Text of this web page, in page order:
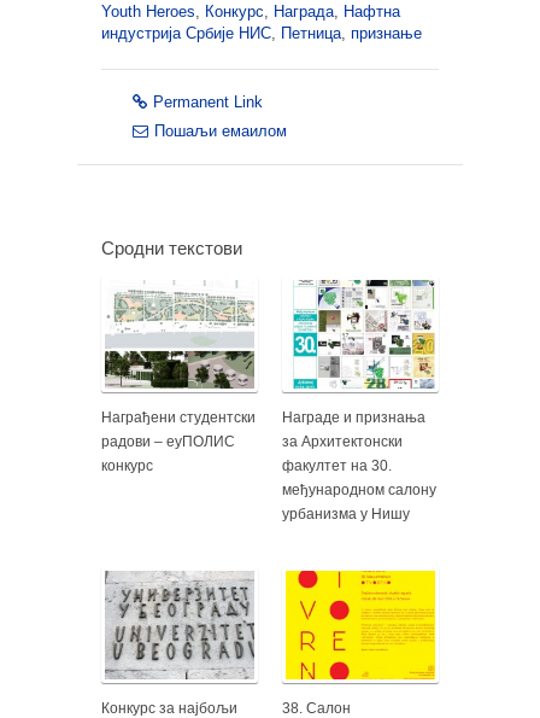
Youth Heroes
Конкурс Награда
Нафтна
индустрија Србије НИС
Петница признање
Permanent Link
Пошаљи емаилом
Сродни текстови
Награђени студентски
радови – еуПОЛИС
конкурс
Награде и признања
за Архитектонски
факултет на 30.
међународном салону
урбанизма у Нишу
Конкурс за најбољи
38. Салон